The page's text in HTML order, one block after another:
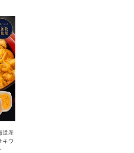
道産
キウ